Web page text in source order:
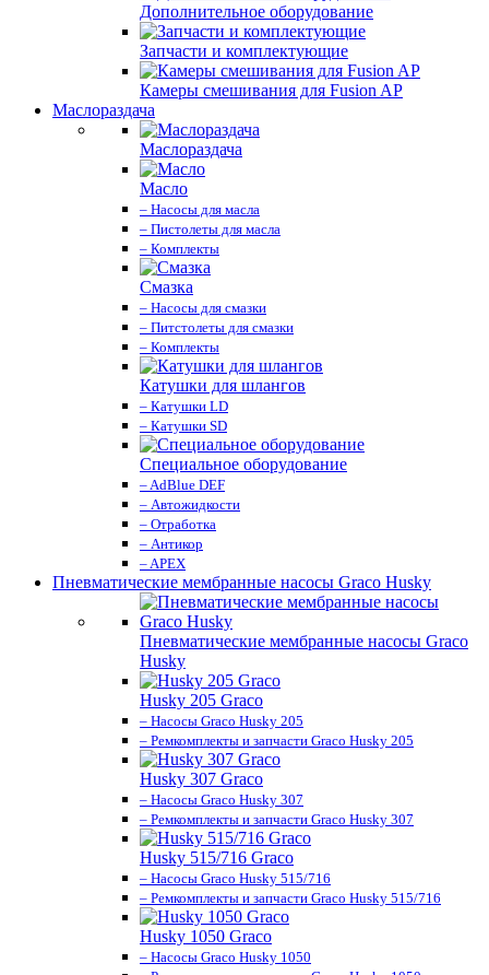
Дополнительное оборудование
Запчасти и комплектующие
Камеры смешивания для Fusion AP
Маслораздача
Маслораздача
Масло
– Насосы для масла
– Пистолеты для масла
– Комплекты
Смазка
– Насосы для смазки
– Питстолеты для смазки
– Комплекты
Катушки для шлангов
– Катушки LD
– Катушки SD
Специальное оборудование
– AdBlue DEF
– Автожидкости
– Отработка
– Антикор
– APEX
Пневматические мембранные насосы Graco Husky
Пневматические мембранные насосы Graco
Husky
Husky 205 Graco
– Насосы Graco Husky 205
– Ремкомплекты и запчасти Graco Husky 205
Husky 307 Graco
– Насосы Graco Husky 307
– Ремкомплекты и запчасти Graco Husky 307
Husky 515/716 Graco
– Насосы Graco Husky 515/716
– Ремкомплекты и запчасти Graco Husky 515/716
Husky 1050 Graco
– Насосы Graco Husky 1050